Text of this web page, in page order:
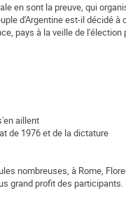
en sont la preuve, qui
d'Argentine est-il décidé
pays à la veille de
aillent
de 1976 et de la dictature
nombreuses, à Rome,
grand profit des participants.